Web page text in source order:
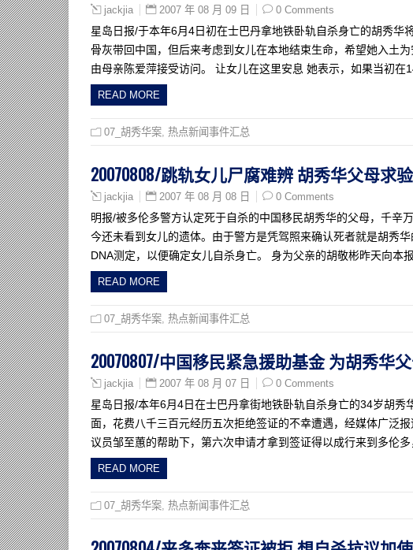
jackjia 2007 年 08 月 09 日 0 Comments
星岛日报/于本年6月4日初在士巴丹拿地铁卧轨自杀身亡的胡秀华
骨灰带回中国，但后来考虑到女儿在本地结束生命，希望她入土
由母亲陈爱萍接受访问。 让女儿在这里安息 她表示，如果当初在
READ MORE
07_胡秀华案 热点新闻事件汇总
20070808/跳轨女儿尸腐难辨 胡秀华父母求验
jackjia 2007 年 08 月 08 日 0 Comments
明报/被多伦多警方认定死于自杀的中国移民胡秀华的父母，千辛
今还未看到女儿的遗体。由于警方是凭驾照来确认死者就是胡秀
DNA测定，以便确定女儿自杀身亡。 身为父亲的胡敬彬昨天向本
READ MORE
07_胡秀华案 热点新闻事件汇总
20070807/中国移民紧急援助基金 为胡秀华
jackjia 2007 年 08 月 07 日 0 Comments
星岛日报/本年6月4日在士巴丹拿街地铁卧轨自杀身亡的34岁胡
面，花费八千三百元经历五次拒绝签证的不幸遭遇，经媒体广泛
议员邹至蕙的帮助下，第六次申请才拿到签证得以成行来到多伦
READ MORE
07_胡秀华案 热点新闻事件汇总